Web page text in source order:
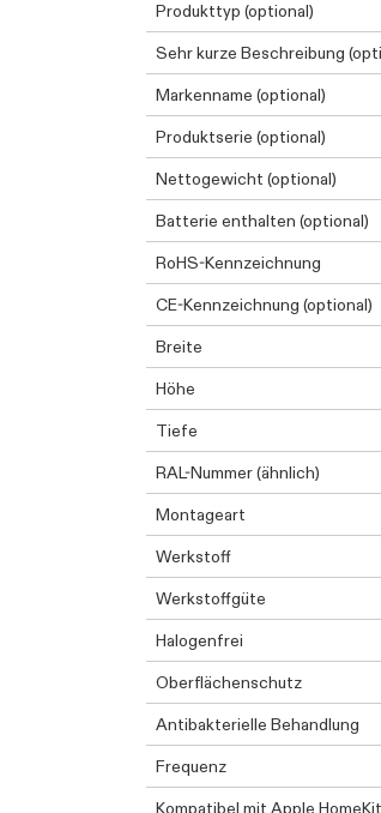
Produkttyp (optional)
Sehr kurze Beschreibung
Markenname (optional)
Produktserie (optional)
Nettogewicht (optional)
Batterie enthalten (optional)
RoHS-Kennzeichnung
CE-Kennzeichnung (optional)
Breite
Höhe
Tiefe
RAL-Nummer (ähnlich)
Montageart
Werkstoff
Werkstoffgüte
Halogenfrei
Oberflächenschutz
Antibakterielle Behandlung
Frequenz
Kompatibel mit Apple HomeKit